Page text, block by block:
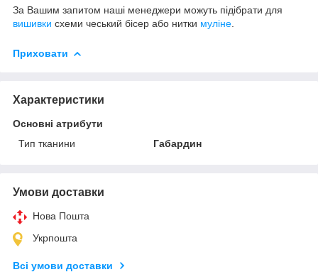
За Вашим запитом наші менеджери можуть підібрати для
вишивки схеми чеський бісер або нитки муліне
Приховати
Характеристики
Основні атрибути
Тип тканини
Габардин
Умови доставки
Нова Пошта
Укрпошта
Всі умови доставки